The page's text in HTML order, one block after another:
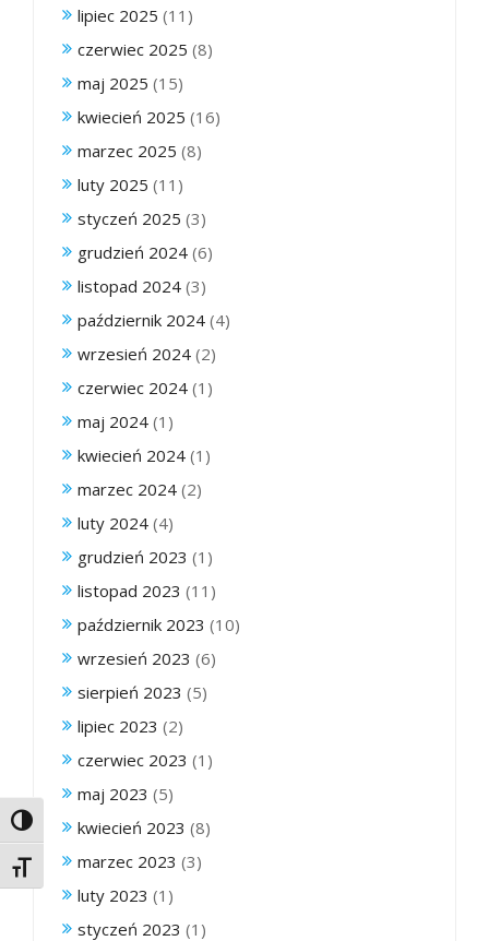
Toggle High Contrast
Toggle Font size
lipiec 2025 (11)
czerwiec 2025 (8)
maj 2025 (15)
kwiecień 2025 (16)
marzec 2025 (8)
luty 2025 (11)
styczeń 2025 (3)
grudzień 2024 (6)
listopad 2024 (3)
październik 2024 (4)
wrzesień 2024 (2)
czerwiec 2024 (1)
maj 2024 (1)
kwiecień 2024 (1)
marzec 2024 (2)
luty 2024 (4)
grudzień 2023 (1)
listopad 2023 (11)
październik 2023 (10)
wrzesień 2023 (6)
sierpień 2023 (5)
lipiec 2023 (2)
czerwiec 2023 (1)
maj 2023 (5)
kwiecień 2023 (8)
marzec 2023 (3)
luty 2023 (1)
styczeń 2023 (1)